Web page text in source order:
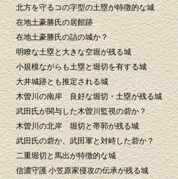
北方を守るコの字型の土塁が特徴的な城
在地土豪勝氏の居館跡
在地土豪勝氏の詰の城か？
明瞭な土塁と大きな空堀が残る城
小規模ながらも土塁と堀切を有する城
大井城跡とも推定される城
木曽川の南岸 良好な堀切・土塁が残る城
武田氏が関与した木曽川監視の砦か？
木曽川の北岸 堀切と帯郭が残る城
武田氏の砦か、武田軍と対峙した砦か？
二重堀切と馬出が特徴的な城
信濃守護 小笠原家侵攻の伝承が残る城